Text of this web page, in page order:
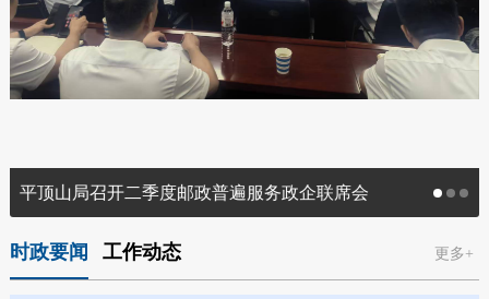
平顶山局召开二季度邮政普遍服务政企联席会
时政要闻 工作动态 更多+